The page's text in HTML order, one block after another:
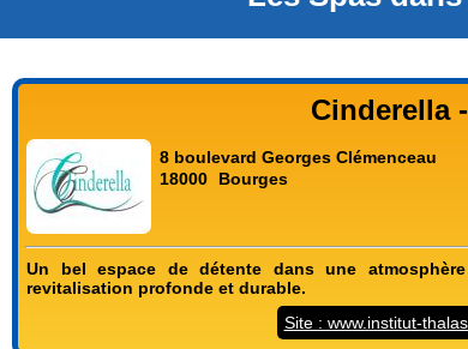
Cinderella
8 boulevard Georges Clémenceau
18000
Bourges
Un bel espace de détente dans une
revitalisation profonde et durable.
Site : www.institut-